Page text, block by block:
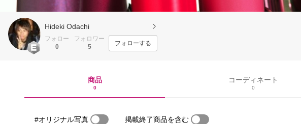
Hideki Odachi
フォロー
0
フォロワー
5
フォローする
商品
0
コーディネート
0
#オリジナル写真 掲載終了商品を含む